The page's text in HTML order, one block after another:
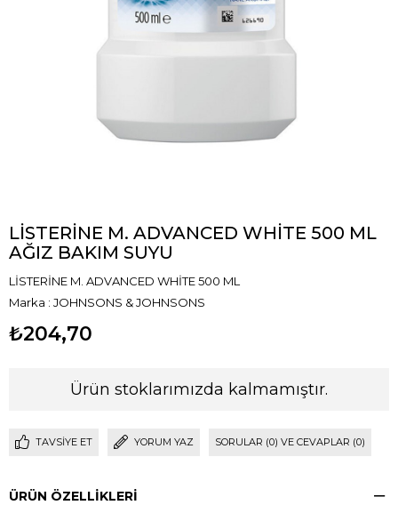
LİSTERİNE M. ADVANCED WHİTE 500 ML
AĞIZ BAKIM SUYU
LİSTERİNE M. ADVANCED WHİTE 500 ML
Marka : JOHNSONS & JOHNSONS
₺204,70
Ürün stoklarımızda kalmamıştır.
TAVSIYE ET YORUM YAZ SORULAR (0) VE CEVAPLAR (0)
ÜRÜN ÖZELLIKLERI